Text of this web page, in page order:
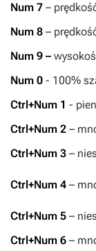
Num 7 –
Num 8 –
Num 9 –
Num 0 - 100%
Ctrl+Num 1 -
Ctrl+Num 2 –
Ctrl+Num 3 –
Ctrl+Num 4 –
Ctrl+Num 5 –
Ctrl+Num 6 –